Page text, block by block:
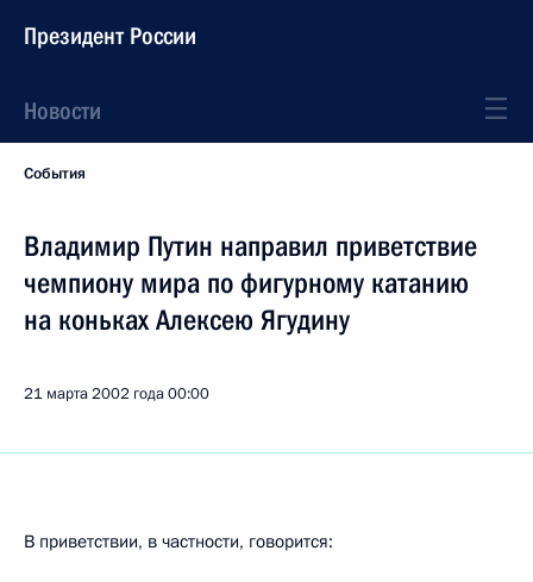
Президент России
Новости
События
Владимир Путин направил приветствие
чемпиону мира по фигурному катанию
на коньках Алексею Ягудину
21 марта 2002 года00:00
В приветствии, в частности, говорится: